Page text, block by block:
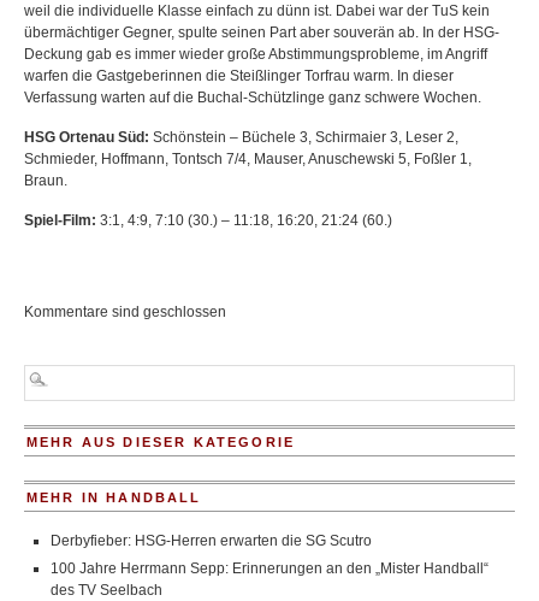
weil die individuelle Klasse einfach zu dünn ist. Dabei war der TuS kein
übermächtiger Gegner, spulte seinen Part aber souverän ab. In der HSG-
Deckung gab es immer wieder große Abstimmungsprobleme, im Angriff
warfen die Gastgeberinnen die Steißlinger Torfrau warm. In dieser
Verfassung warten auf die Buchal-Schützlinge ganz schwere Wochen.
HSG Ortenau Süd: Schönstein – Büchele 3, Schirmaier 3, Leser 2,
Schmieder, Hoffmann, Tontsch 7/4, Mauser, Anuschewski 5, Foßler 1,
Braun.
Spiel-Film: 3:1, 4:9, 7:10 (30.) – 11:18, 16:20, 21:24 (60.)
Kommentare sind geschlossen
MEHR AUS DIESER KATEGORIE
MEHR IN HANDBALL
Derbyfieber: HSG-Herren erwarten die SG Scutro
100 Jahre Herrmann Sepp: Erinnerungen an den „Mister Handball“
des TV Seelbach